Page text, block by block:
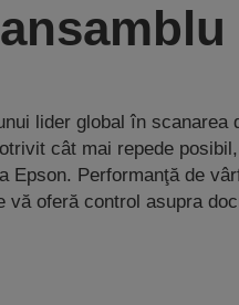
lider global în scanarea
cât mai repede
Epson. Performanţă de
oferă control asupra